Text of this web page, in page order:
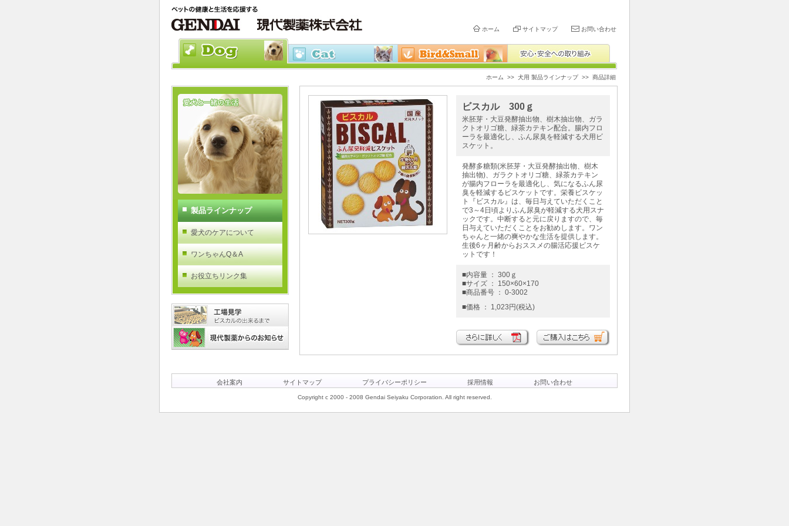
ホーム サイトマップ お問い合わせ
ホーム >> 犬用 製品ラインナップ>> 商品詳細
製品ラインナップ
愛犬のケアについて
ワンちゃんQ＆A
お役立ちリンク集
ビスカル 300ｇ
米胚芽・大豆発酵抽出物、樹木抽出物、ガラ
クトオリゴ糖、緑茶カテキン配合。腸内フロ
ーラを最適化し、ふん尿臭を軽減する犬用ビ
スケット。
発酵多糖類(米胚芽・大豆発酵抽出物、樹木
抽出物)、ガラクトオリゴ糖、緑茶カテキン
が腸内フローラを最適化し、気になるふん尿
臭を軽減するビスケットです。栄養ビスケッ
ト『ビスカル』は、毎日与えていただくこと
で3～4日頃よりふん尿臭が軽減する犬用スナ
ックです。中断すると元に戻りますので、毎
日与えていただくことをお勧めします。ワン
ちゃんと一緒の爽やかな生活を提供します。
生後6ヶ月齢からおススメの腸活応援ビスケ
ットです！
■内容量 ： 300ｇ
■サイズ ： 150×60×170
■商品番号 ： 0-3002
■価格 ： 1,023円(税込)
会社案内 サイトマップ プライバシーポリシー 採用情報 お問い合わせ
Copyright c 2000 - 2008 Gendai Seiyaku Corporation. All right reserved.